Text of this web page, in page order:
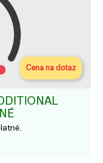
Cena na dotaz